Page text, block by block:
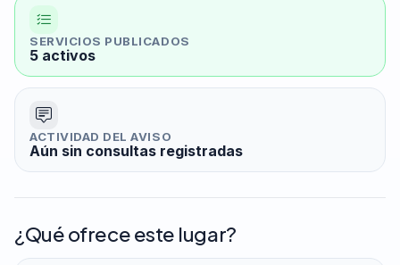
SERVICIOS PUBLICADOS
5 activos
ACTIVIDAD DEL AVISO
Aún sin consultas registradas
¿Qué ofrece este lugar?